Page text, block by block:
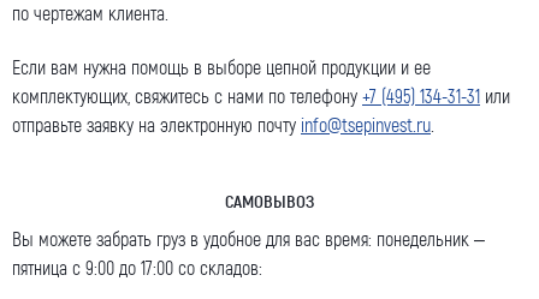
по чертежам клиента.
Если вам нужна помощь в выборе цепной продукции и ее
комплектующих, свяжитесь с нами по телефону +7 (495) 134-31-31 или
отправьте заявку на электронную почту info@tsepinvest.ru
САМОВЫВОЗ
Вы можете забрать груз в удобное для вас время: понедельник –
пятница с 9:00 до 17:00 со складов: